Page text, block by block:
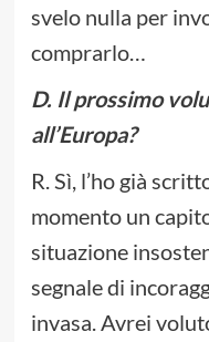
svelo nulla per
comprarlo…
D. Il prossimo
all’Europa?
R. Sì, l’ho già
momento un
situazione
segnale di
invasa. Avrei